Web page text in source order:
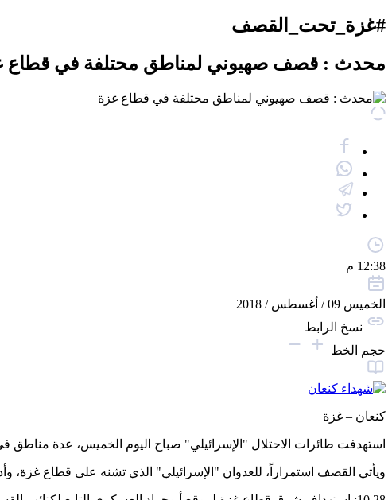
#غزة_تحت_القصف
محدث : قصف صهيوني لمناطق محتلفة في قطاع
12:38 م
الخميس 09 / أغسطس / 2018
نسخ الرابط
حجم الخط
كنعان – غزة
استهدفت طائرات الاحتلال "الإسرائيلي" صباح اليوم الخميس، عدة مناطق
ويأتي القصف استمراراً، للعدوان "الإسرائيلي" الذي تشنه على قطاع غزة، وأدى حتى هذه اللحظة لاستشهاد 3 مواطنين بينهم امرأة